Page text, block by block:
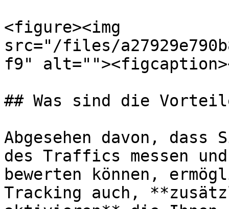
<figure><img
src="/files/
f9"
## Was sind die
Abgesehen davon,
des Traffics messen
bewerten können,
Tracking auch,